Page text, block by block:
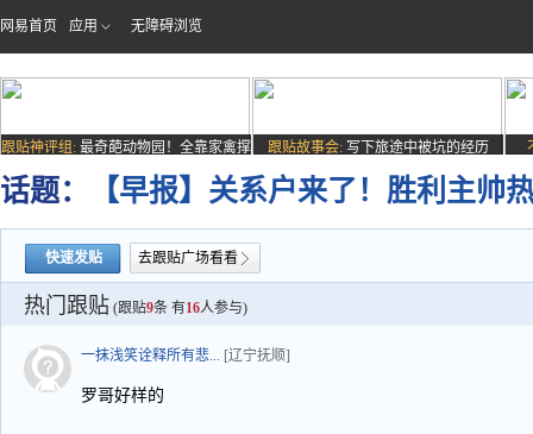
网易首页 应用 无障碍浏览
跟贴神评组: 最奇葩动物园！全靠家禽撑
场子
跟贴故事会: 写下旅途中被坑的经历
话题： 【早报】关系户来了！胜利主帅
快速发贴 去跟贴广场看看
热门跟贴 (跟贴9条 有16人参与)
一抹浅笑诠释所有悲... [辽宁抚顺]
罗哥好样的